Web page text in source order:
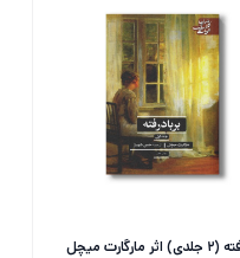
کتاب بر باد رفته (2 جلدی) اثر مارگارت میچل